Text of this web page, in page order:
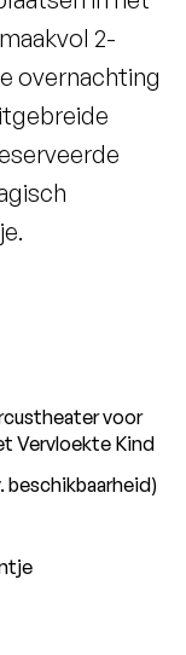
2-
overnachting
voor
Vervloekte Kind
beschikbaarheid)